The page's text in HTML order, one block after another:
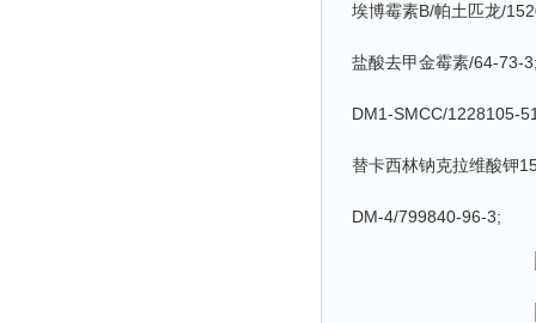
埃博霉素B/帕土匹龙/
盐酸去甲金霉素/64-73-
DM1-SMCC/1228105-
替卡西林钠克拉维酸钾
DM-4/799840-96-3;